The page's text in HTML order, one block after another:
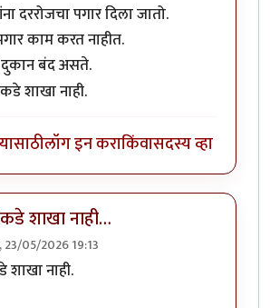
दररोजचा पगार दिला जातो.
काम करत नाहीत.
दुकान बंद असते.
शाखा नाही.
लॉग इन कराकिंवासदस्य व्हा
शाखा नाही…
23/05/2026 19:13
नाही.